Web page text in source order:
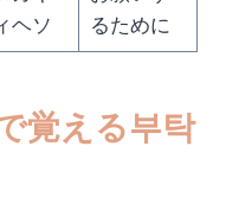
ヘソ
るために
覚える부탁